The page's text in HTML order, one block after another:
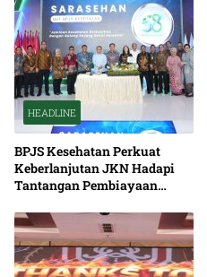
HEADLINE
BPJS Kesehatan Perkuat
Keberlanjutan JKN Hadapi
Tantangan Pembiayaan